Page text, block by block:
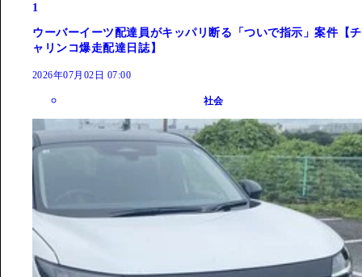
1
ウーバーイーツ配達員がキッパリ断る「ついで指示」案件【チ
ャリンコ爆走配達日誌】
2026年07月02日 07:00
社会